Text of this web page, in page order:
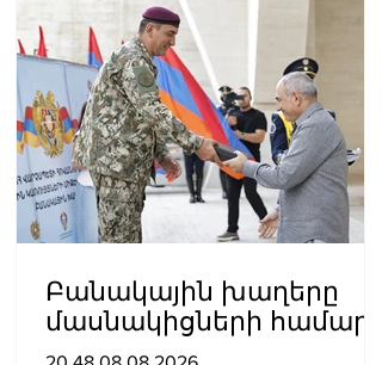
Բանակային խաղերը
մասնակիցների համար
ստեղծում են